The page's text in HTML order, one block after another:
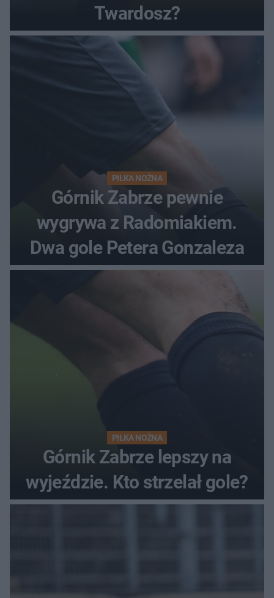
Twardosz?
PIŁKA NOŻNA
Górnik Zabrze pewnie
wygrywa z Radomiakiem.
Dwa gole Petera Gonzaleza
PIŁKA NOŻNA
Górnik Zabrze lepszy na
wyjeździe. Kto strzelał gole?